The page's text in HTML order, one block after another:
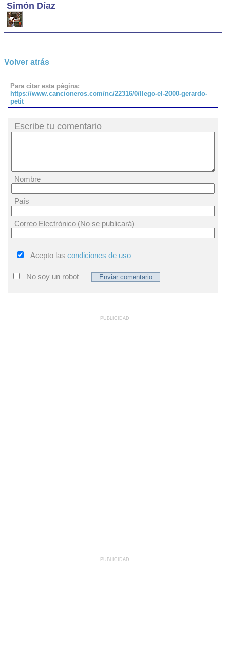
Simón Díaz
Volver atrás
Para citar esta página:
https://www.cancioneros.com/nc/22316/0/llego-el-2000-gerardo-
petit
Escribe tu comentario
Nombre
País
Correo Electrónico (No se publicará)
Acepto las condiciones de uso
No soy un robot
PUBLICIDAD
PUBLICIDAD